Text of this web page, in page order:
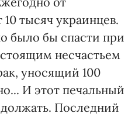
тысяч украинцев.
было бы спасти при
несчастьем
уносящий 100
И этот печальный
Последний